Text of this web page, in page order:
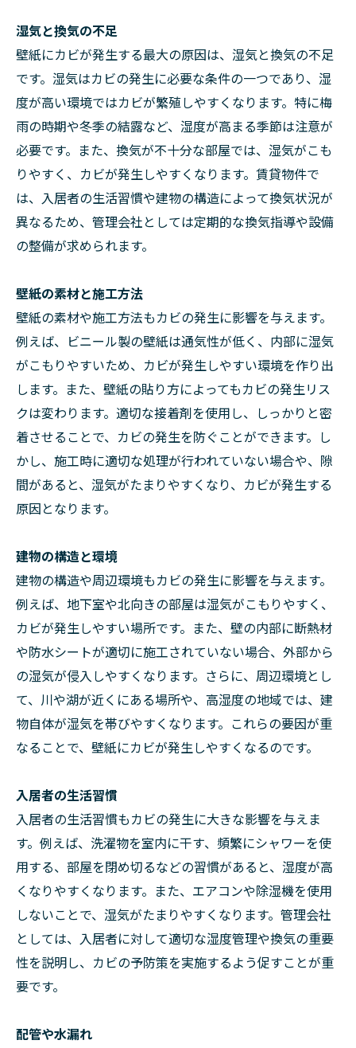
湿気と換気の不足
壁紙にカビが発生する最大の原因は、湿気と換気の不足
です。湿気はカビの発生に必要な条件の一つであり、湿
度が高い環境ではカビが繁殖しやすくなります。特に梅
雨の時期や冬季の結露など、湿度が高まる季節は注意が
必要です。また、換気が不十分な部屋では、湿気がこも
りやすく、カビが発生しやすくなります。賃貸物件で
は、入居者の生活習慣や建物の構造によって換気状況が
異なるため、管理会社としては定期的な換気指導や設備
の整備が求められます。
壁紙の素材と施工方法
壁紙の素材や施工方法もカビの発生に影響を与えます。
例えば、ビニール製の壁紙は通気性が低く、内部に湿気
がこもりやすいため、カビが発生しやすい環境を作り出
します。また、壁紙の貼り方によってもカビの発生リス
クは変わります。適切な接着剤を使用し、しっかりと密
着させることで、カビの発生を防ぐことができます。し
かし、施工時に適切な処理が行われていない場合や、隙
間があると、湿気がたまりやすくなり、カビが発生する
原因となります。
建物の構造と環境
建物の構造や周辺環境もカビの発生に影響を与えます。
例えば、地下室や北向きの部屋は湿気がこもりやすく、
カビが発生しやすい場所です。また、壁の内部に断熱材
や防水シートが適切に施工されていない場合、外部から
の湿気が侵入しやすくなります。さらに、周辺環境とし
て、川や湖が近くにある場所や、高湿度の地域では、建
物自体が湿気を帯びやすくなります。これらの要因が重
なることで、壁紙にカビが発生しやすくなるのです。
入居者の生活習慣
入居者の生活習慣もカビの発生に大きな影響を与えま
す。例えば、洗濯物を室内に干す、頻繁にシャワーを使
用する、部屋を閉め切るなどの習慣があると、湿度が高
くなりやすくなります。また、エアコンや除湿機を使用
しないことで、湿気がたまりやすくなります。管理会社
としては、入居者に対して適切な湿度管理や換気の重要
性を説明し、カビの予防策を実施するよう促すことが重
要です。
配管や水漏れ